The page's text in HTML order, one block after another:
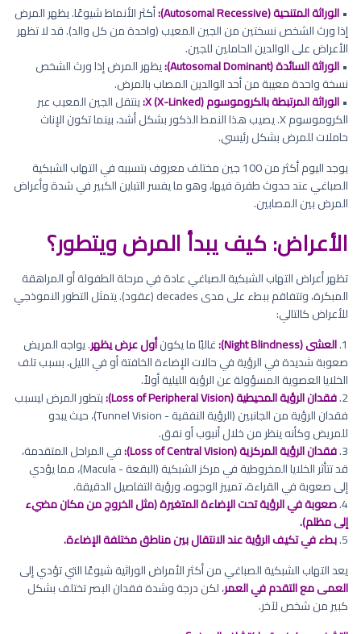
•الوراثة المتنحية (Autosomal Recessive):
أكثر الأنماط شيوعًا. يظهر المرض
إذا ورث الشخص نسختين من الجين المعيب (واحدة من كل والد). قد لا تظهر
الأعراض على الوالدين الحاملين للجين.
•الوراثة السائدة (Autosomal Dominant):
يظهر المرض إذا ورث الشخص
نسخة واحدة معيبة من أحد الوالدين المصاب بالمرض.
•الوراثة المرتبطة بالكروموسوم X (X-Linked):
ينتقل الجين المعيب عبر
الكروموسوم X. يصيب هذا النمط الذكور بشكل أشد، بينما تكون الإناث
حاملات للمرض بشكل رئيسي.
يوجد اليوم أكثر من 100 جين مختلف معروف بتسببه في التهاب الشبكية
الصباغي عند حدوث طفرة فيها، وهو ما يفسر التباين الكبير في شدة وأعراض
المرض بين المصابين.
الأعراض: كيف يبدأ المرض ويتطور؟
تظهر أعراض التهاب الشبكية الصباغي عادة في مرحلة الطفولة أو المراهقة
المبكرة، وتتفاقم ببطء على مدى decades (عقود). يتمثل التطور النموذجي
للأعراض كالتالي:
1. العشى (Night Blindness): غالبًا ما يكونأول عرض يظهر. يواجه المريض
صعوبة شديدة في الرؤية في حالات الإضاءة الخافتة أو في الليل، بسبب تلف
الخلايا العصوية المسؤولة عن الرؤية الليلية أولاً.
2. فقدان الرؤية المحيطية (Loss of Peripheral Vision):
يتطور المرض ليسبب
فقدان الرؤية من الجانبين (الرؤية النفقية - Tunnel Vision)، حيث يبدو
للمريض وكأنه ينظر من خلال أنبوب أو نفق.
3. فقدان الرؤية المركزية (Loss of Central Vision):
في المراحل المتقدمة،
قد تتأثر الخلايا المخروطية في مركز الشبكية (البقعة - Macula)، مما يؤدي
إلى صعوبة في القراءة، تمييز الوجوه، ورؤية التفاصيل الدقيقة.
4. ‏ صعوبة في الرؤية تحت الإضاءة المتغيرة (مثل الخروج من مكان مضيء
إلى مظلم).
5. ‏ بطء في تكيف الرؤية عند الانتقال بين مناطق مختلفة الإضاءة.
يعد التهاب الشبكية الصباغي من أكثر الأمراض الوراثية شيوعًا التي تؤدي إلى
العمى مع التقدم في العمر، لكن درجة وشدة فقدان البصر تختلف بشكل
كبير من شخص لآخر.